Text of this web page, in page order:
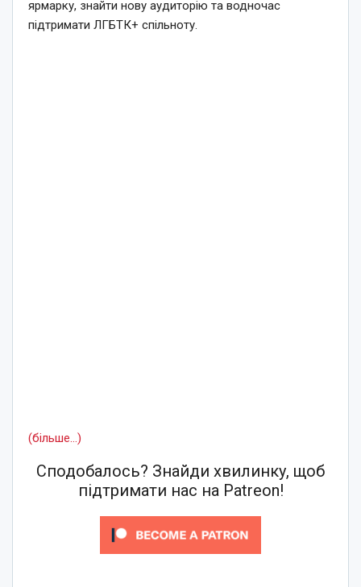
ярмарку, знайти нову аудиторію та водночас
підтримати ЛГБТК+ спільноту.
(більше…)
Сподобалось? Знайди хвилинку, щоб
підтримати нас на Patreon!